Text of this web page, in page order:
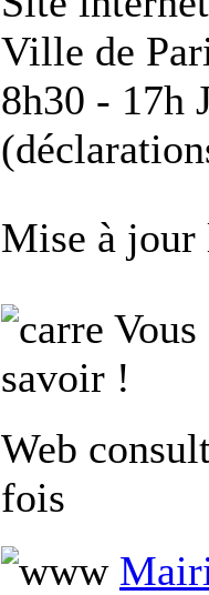
Ville de
8h30 - 17h
Mise à jour
savoir !
Web
fois